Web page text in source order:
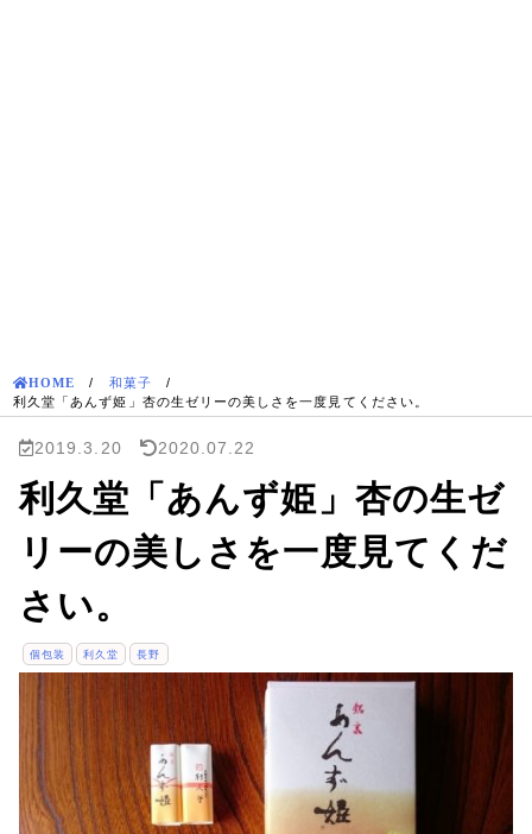
HOME / 和菓子 /
利久堂「あんず姫」杏の生ゼリーの美しさを一度見てください。
2019.3.20 2020.07.22
利久堂「あんず姫」杏の生ゼ
リーの美しさを一度見てくだ
さい。
個包装 利久堂 長野